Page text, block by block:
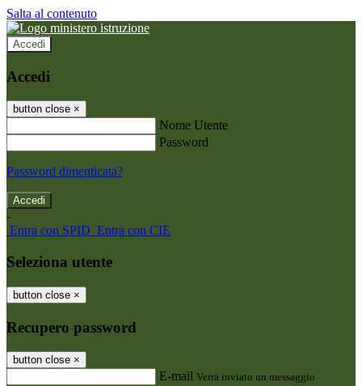
Salta al contenuto
Accedi
Accedi
button close ×
Nome Utente
Password
Password dimenticata?
-
Entra con SPID Entra con CIE
Seleziona utente
button close ×
Recupero password
button close ×
E-mail Verrà inviato un messaggio